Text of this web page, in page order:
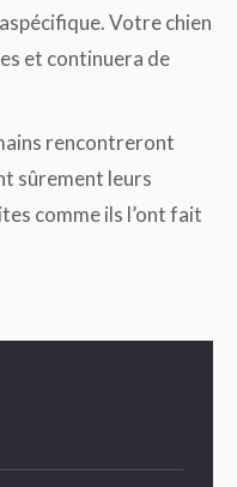
Votre chien
et continuera de
rencontreront
sûrement leurs
comme ils l’ont fait